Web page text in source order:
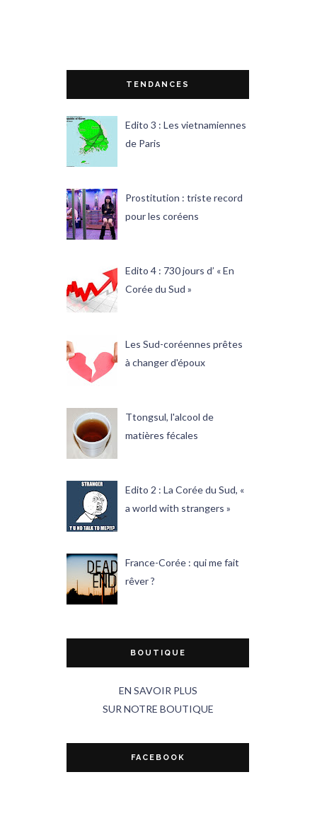
TENDANCES
Edito 3 : Les vietnamiennes
de Paris
Prostitution : triste record
pour les coréens
Edito 4 : 730 jours d’ « En
Corée du Sud »
Les Sud-coréennes prêtes
à changer d'époux
Ttongsul, l'alcool de
matières fécales
Edito 2 : La Corée du Sud, «
a world with strangers »
France-Corée : qui me fait
rêver ?
BOUTIQUE
EN SAVOIR PLUS
SUR NOTRE BOUTIQUE
FACEBOOK